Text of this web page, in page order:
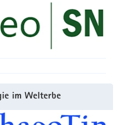
im Welterbe